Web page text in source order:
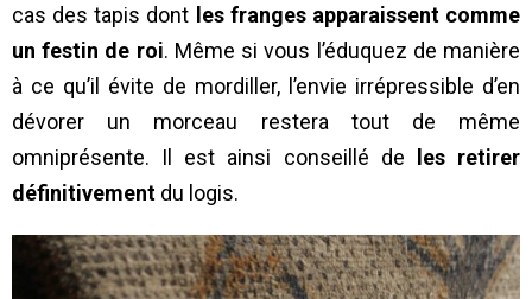
cas des tapis dont les franges apparaissent comme
un festin de roi. Même si vous l’éduquez de manière
à ce qu’il évite de mordiller, l’envie irrépressible d’en
dévorer un morceau restera tout de même
omniprésente. Il est ainsi conseillé de les retirer
définitivement du logis.